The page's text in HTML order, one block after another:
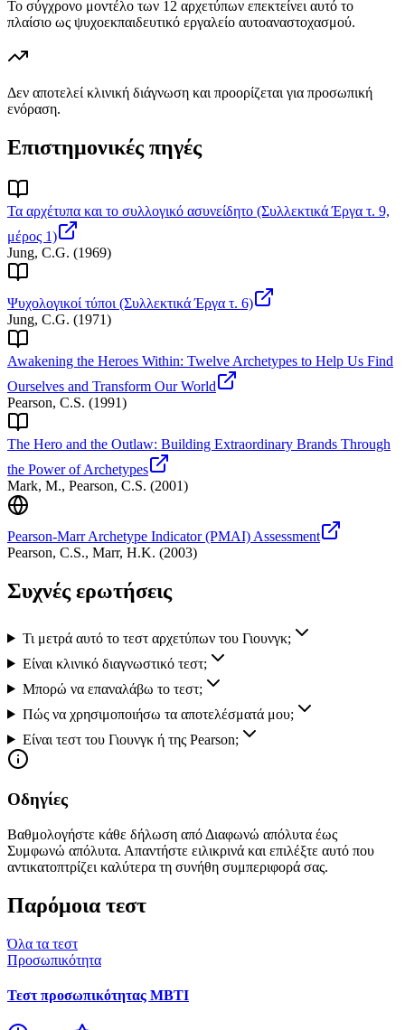
Το σύγχρονο μοντέλο των 12 αρχετύπων επεκτείνει αυτό το
πλαίσιο ως ψυχοεκπαιδευτικό εργαλείο αυτοαναστοχασμού.
Δεν αποτελεί κλινική διάγνωση και προορίζεται για προσωπική
ενόραση.
Επιστημονικές πηγές
Τα αρχέτυπα και το συλλογικό ασυνείδητο (Συλλεκτικά Έργα τ. 9,
μέρος 1)
Jung, C.G. (1969)
Ψυχολογικοί τύποι (Συλλεκτικά Έργα τ. 6)
Jung, C.G. (1971)
Awakening the Heroes Within: Twelve Archetypes to Help Us Find
Ourselves and Transform Our World
Pearson, C.S. (1991)
The Hero and the Outlaw: Building Extraordinary Brands Through
the Power of Archetypes
Mark, M., Pearson, C.S. (2001)
Pearson-Marr Archetype Indicator (PMAI) Assessment
Pearson, C.S., Marr, H.K. (2003)
Συχνές ερωτήσεις
Τι μετρά αυτό το τεστ αρχετύπων του Γιουνγκ;
Είναι κλινικό διαγνωστικό τεστ;
Μπορώ να επαναλάβω το τεστ;
Πώς να χρησιμοποιήσω τα αποτελέσματά μου;
Είναι τεστ του Γιουνγκ ή της Pearson;
Οδηγίες
Βαθμολογήστε κάθε δήλωση από Διαφωνώ απόλυτα έως
Συμφωνώ απόλυτα. Απαντήστε ειλικρινά και επιλέξτε αυτό που
αντικατοπτρίζει καλύτερα τη συνήθη συμπεριφορά σας.
Παρόμοια τεστ
Όλα τα τεστ
Προσωπικότητα
Τεστ προσωπικότητας MBTI